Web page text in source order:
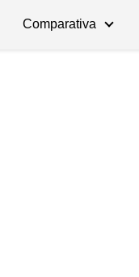
Comparativa